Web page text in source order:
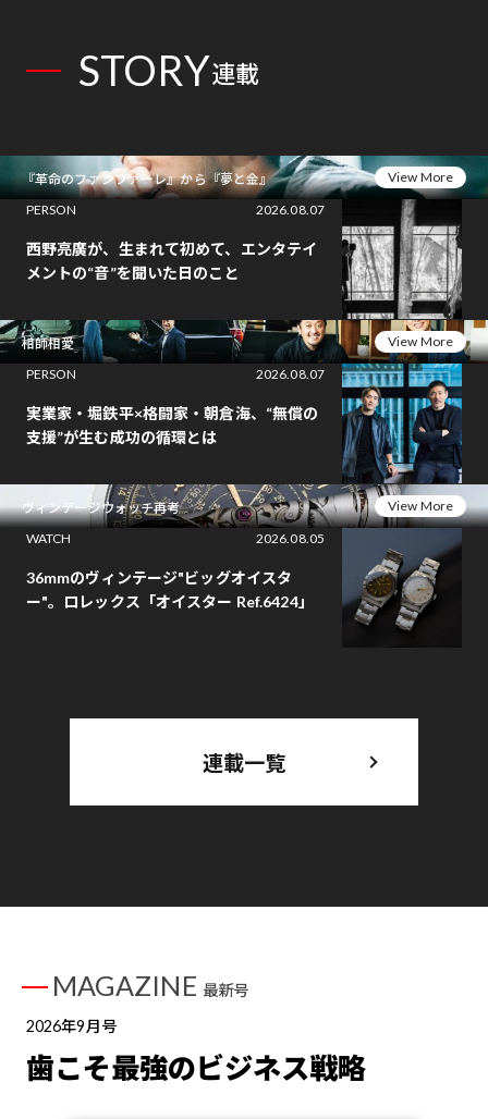
STORY連載
『革命のファンファーレ』から『夢と金』
View More
PERSON
2026.08.07
西野亮廣が、生まれて初めて、エンタテイ
メントの“音”を聞いた日のこと
相師相愛
View More
PERSON
2026.08.07
実業家・堀鉄平×格闘家・朝倉海、“無償の
支援”が生む成功の循環とは
ヴィンテージウォッチ再考
View More
WATCH
2026.08.05
36mmのヴィンテージ"ビッグオイスタ
ー"。ロレックス「オイスター Ref.6424」
連載一覧
MAGAZINE 最新号
2026年9月号
歯こそ最強のビジネス戦略